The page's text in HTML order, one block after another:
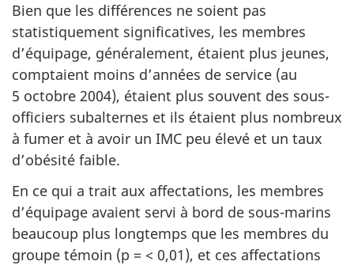
Bien que les différences ne soient pas
statistiquement significatives, les membres
d’équipage, généralement, étaient plus jeunes,
comptaient moins d’années de service (au
5 octobre 2004), étaient plus souvent des sous-
officiers subalternes et ils étaient plus nombreux
à fumer et à avoir un IMC peu élevé et un taux
d’obésité faible.
En ce qui a trait aux affectations, les membres
d’équipage avaient servi à bord de sous-marins
beaucoup plus longtemps que les membres du
groupe témoin (p = < 0,01), et ces affectations